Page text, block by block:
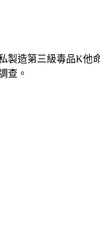
製造第三級毒品K
查。